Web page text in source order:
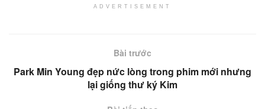
ADVERTISEMENT
Bài trước
Park Min Young đẹp nức lòng trong phim mới nhưng
lại giống thư ký Kim